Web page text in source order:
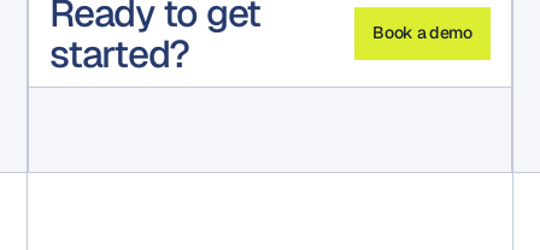
Ready to get
started?
Book a demo